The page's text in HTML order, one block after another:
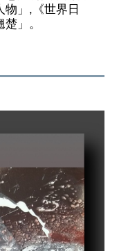
」,《世界日
楚」。